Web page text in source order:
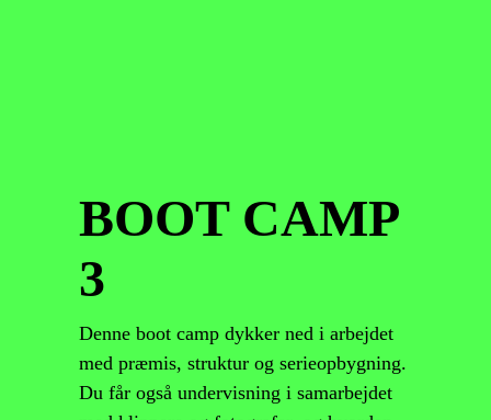
BOOT CAMP
3
Denne boot camp dykker ned i arbejdet
med præmis, struktur og serieopbygning.
Du får også undervisning i samarbejdet